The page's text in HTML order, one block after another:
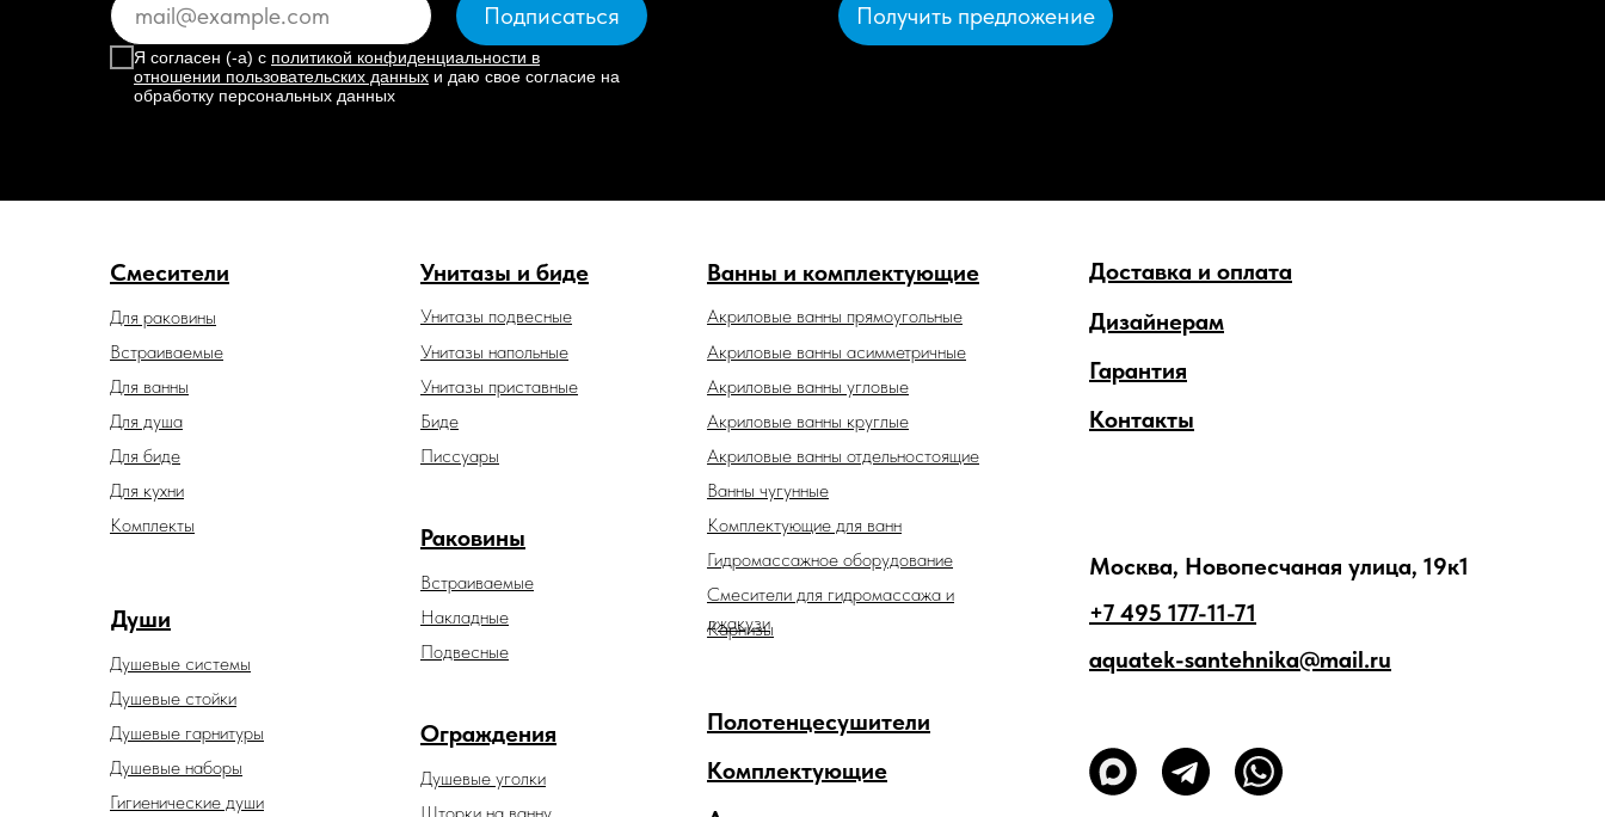
Я согласен (-а) с политикой конфиденциальности в
отношении пользовательских данных и даю свое согласие на
обработку персональных данных
Подписаться Получить предложение
Смесители
Души
Душевые гарнитуры
Душевые системы
Гигиенические души
Душевые наборы
Унитазы и биде
Унитазы подвесные
Унитазы напольные
Унитазы приставные
Раковины
Встраиваемые
Накладные
Подвесные
Встраиваемые
Для биде
Для ванны
Для душа
Для раковины
Для кухни
Ванны и комплектующие
Акриловые ванны прямоугольные
Ограждения
Душевые уголки
Комплектующие
Дизайнерам
Доставка и оплата
Гарантия
Контакты
Душевые стойки
Биде
Акриловые ванны отдельностоящие
Акриловые ванны асимметричные
Акриловые ванны угловые
Акриловые ванны круглые
Ванны чугунные
Комплектующие для ванн
Гидромассажное оборудование
Смесители для гидромассажа и
джакузи
Карнизы
Полотенцесушители
Комплекты
Писсуары
Москва, Новопесчаная улица, 19к1
+7 495 177-11-71
aquatek-santehnika@mail.ru